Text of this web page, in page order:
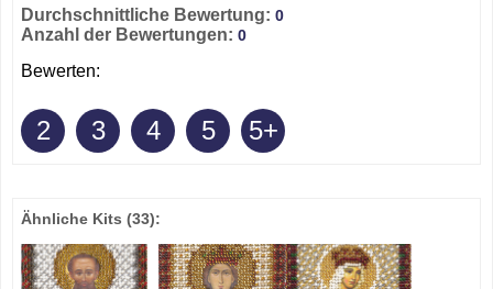
Durchschnittliche Bewertung: 0
Anzahl der Bewertungen: 0
Bewerten:
2 3 4 5 5+
Ähnliche Kits (33):